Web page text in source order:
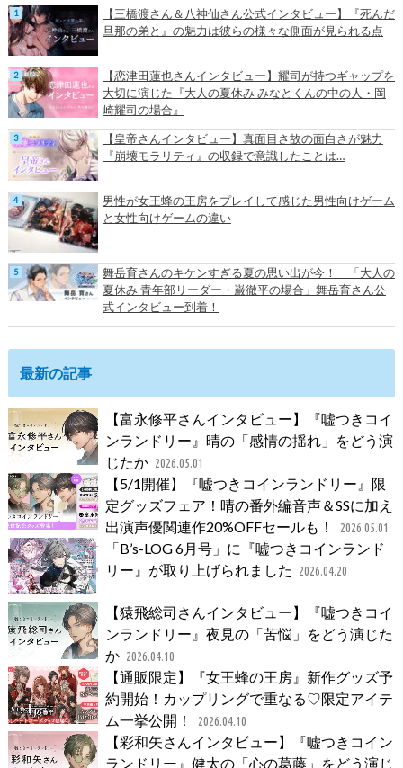
【三橋渡さん＆八神仙さん公式インタビュー】『死んだ
旦那の弟と』の魅力は彼らの様々な側面が見られる点
【恋津田蓮也さんインタビュー】耀司が持つギャップを
大切に演じた『大人の夏休み みなとくんの中の人・岡
崎耀司の場合』
【皇帝さんインタビュー】真面目さ故の面白さが魅力
『崩壊モラリティ』の収録で意識したことは…
男性が女王蜂の王房をプレイして感じた男性向けゲーム
と女性向けゲームの違い
舞岳育さんのキケンすぎる夏の思い出が今！ 「大人の
夏休み 青年部リーダー・巌徹平の場合」舞岳育さん公
式インタビュー到着！
最新の記事
【富永修平さんインタビュー】『嘘つきコイ
ンランドリー』晴の「感情の揺れ」をどう演
じたか 2026.05.01
【5/1開催】『嘘つきコインランドリー』限
定グッズフェア！晴の番外編音声＆SSに加え
出演声優関連作20%OFFセールも！
2026.05.01
「B’s-LOG 6月号」に『嘘つきコインランド
リー』が取り上げられました
2026.04.20
【猿飛総司さんインタビュー】『嘘つきコイ
ンランドリー』夜見の「苦悩」をどう演じた
か 2026.04.10
【通販限定】『女王蜂の王房』新作グッズ予
約開始！カップリングで重なる♡限定アイテ
ム一挙公開！
2026.04.10
【彩和矢さんインタビュー】『嘘つきコイン
ランドリー』健太の「心の葛藤」をどう演じ